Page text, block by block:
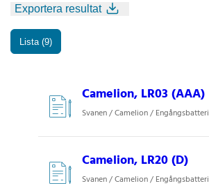
Exportera resultat
Lista (9)
Camelion, LR03 (AAA)
Svanen / Camelion / Engångsbatteri
Camelion, LR20 (D)
Svanen / Camelion / Engångsbatteri